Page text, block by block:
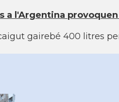
a l'Argentina
gairebé 400 litres